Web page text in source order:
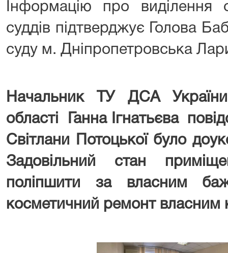
Інформацію про виділення
суддів підтверджує Голова
суду м. Дніпропетровська
Начальник ТУ ДСА України
області Ганна Ігнатьєва
Світлани Потоцької було
Задовільний стан
поліпшити за власним
косметичний ремонт власним